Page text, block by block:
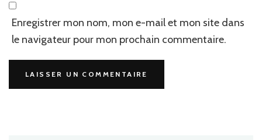
Enregistrer mon nom, mon e-mail et mon site dans
le navigateur pour mon prochain commentaire.